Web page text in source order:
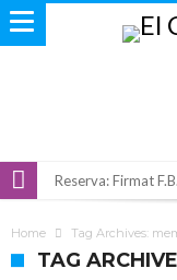
Reserva: Firmat
“La medicina nos
Home Tag Archives:
TAG